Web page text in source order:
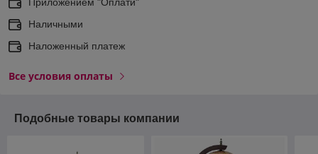
Наличными
Наложенный платеж
Все условия оплаты
Подобные товары компании